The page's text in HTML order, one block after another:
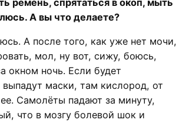
ремень, спрятаться в окоп, мыть
А вы что делаете?
А после того, как уже нет мочи,
мол, ну вот, сижу, боюсь,
окном ночь. Если будет
выпадут маски, там кислород, от
Самолёты падают за минуту,
что в мозгу болевой шок и